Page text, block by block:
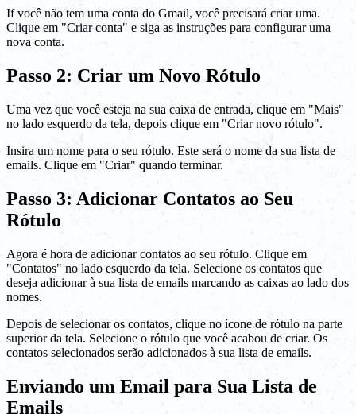
If você não tem uma conta do Gmail, você precisará criar uma.
Clique em "Criar conta" e siga as instruções para configurar uma
nova conta.
Passo 2: Criar um Novo Rótulo
Uma vez que você esteja na sua caixa de entrada, clique em "Mais"
no lado esquerdo da tela, depois clique em "Criar novo rótulo".
Insira um nome para o seu rótulo. Este será o nome da sua lista de
emails. Clique em "Criar" quando terminar.
Passo 3: Adicionar Contatos ao Seu
Rótulo
Agora é hora de adicionar contatos ao seu rótulo. Clique em
"Contatos" no lado esquerdo da tela. Selecione os contatos que
deseja adicionar à sua lista de emails marcando as caixas ao lado dos
nomes.
Depois de selecionar os contatos, clique no ícone de rótulo na parte
superior da tela. Selecione o rótulo que você acabou de criar. Os
contatos selecionados serão adicionados à sua lista de emails.
Enviando um Email para Sua Lista de
Emails